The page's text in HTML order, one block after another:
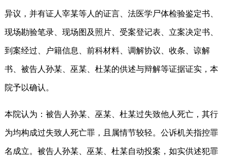
异议，并有证人宰某等人的证言、法医学尸体检验鉴定书、
现场勘验笔录、现场图及照片、受案登记表、立案决定书、
到案经过、户籍信息、前科材料、调解协议、收条、谅解
书、被告人孙某、巫某、杜某的供述与辩解等证据证实，本
院予以确认。
本院认为：被告人孙某、巫某、杜某过失致他人死亡，其行
为均构成过失致人死亡罪，且属情节较轻。公诉机关指控罪
名成立。被告人孙某、巫某、杜某自动投案，如实供述犯罪